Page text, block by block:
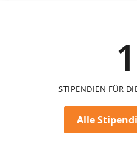
STIPENDIEN FÜR
Alle